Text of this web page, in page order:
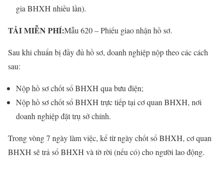
gia BHXH nhiều lần).
TẢI MIỄN PHÍ:Mẫu 620 – Phiếu giao nhận hồ sơ.
Sau khi chuẩn bị đầy đủ hồ sơ, doanh nghiệp nộp theo các cách
sau:
Nộp hồ sơ chốt sổ BHXH qua bưu điện;
Nộp hồ sơ chốt sổ BHXH trực tiếp tại cơ quan BHXH, nơi
doanh nghiệp đặt trụ sở chính.
Trong vòng 7 ngày làm việc, kể từ ngày chốt sổ BHXH, cơ quan
BHXH sẽ trả sổ BHXH và tờ rời (nếu có) cho người lao động.